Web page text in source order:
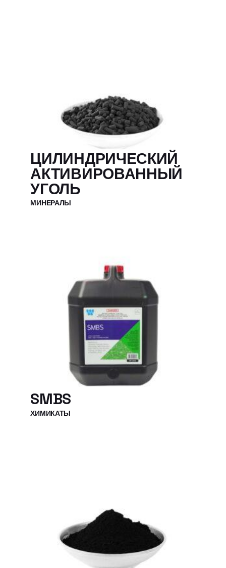
ЦИЛИНДРИЧЕСКИЙ
АКТИВИРОВАННЫЙ
УГОЛЬ
МИНЕРАЛЫ
SMBS
ХИМИКАТЫ